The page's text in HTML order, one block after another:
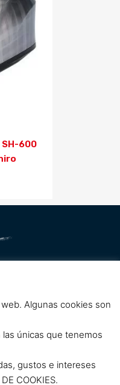
600
Algunas cookies son
únicas que tenemos
gustos e intereses
DE COOKIES.